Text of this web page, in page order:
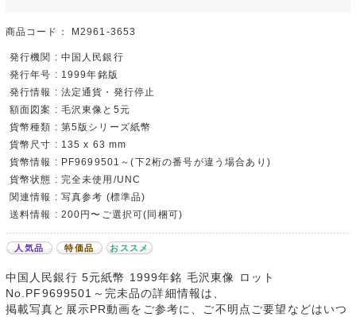
商品コード： M2961-3653
発行機関 : 中国人民銀行
発行年号 : 1999年銘版
発行情報 : 法定通貨・発行停止
額面図案 : 毛沢東像と5元
貨幣種類 : 第5版シリーズ紙幣
貨幣尺寸 : 135 x 63 mm
貨幣情報 : PF9699501～(下2桁の番号が違う場合あり)
貨幣状態 : 完全未使用/UNC
関連情報 : 写真参考 (標準品)
送料情報 : 200円〜ご選択可(同梱可)
人気品 特価品 おススメ
中国人民銀行 5元紙幣 1999年銘 毛沢東像 ロット
No.PF9699501～完未品の詳細情報は、
掲載写真と展示PR動画をご参考に、ご不明点ご要望などはいつ